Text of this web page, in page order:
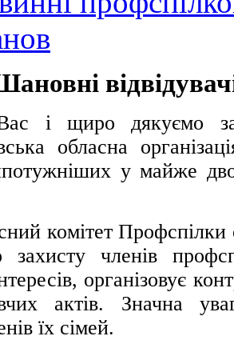
і щиро дякуємо за
обласна
у майже
комітет Профспілки
захисту членів
організовує
актів. Значна
їх сімей.